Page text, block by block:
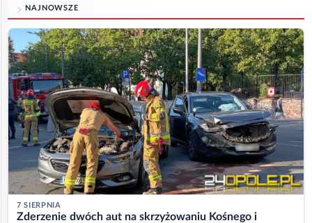
NAJNOWSZE
7 SIERPNIA
Zderzenie dwóch aut na skrzyżowaniu Kośnego i